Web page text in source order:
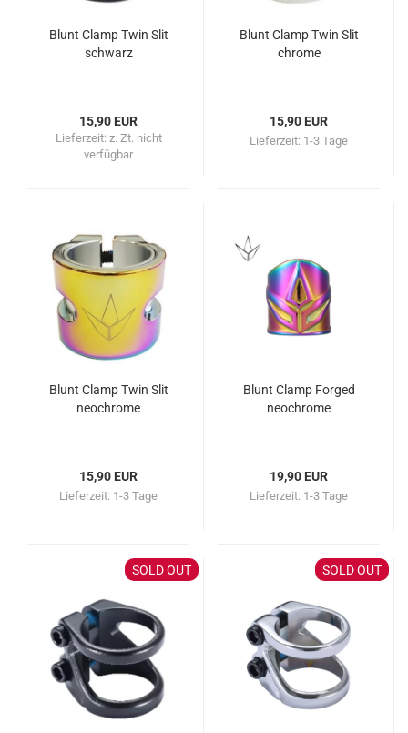
Blunt Clamp Twin Slit
schwarz
15,90 EUR
Lieferzeit: z. Zt. nicht
verfügbar
Blunt Clamp Twin Slit
chrome
15,90 EUR
Lieferzeit: 1-3 Tage
Blunt Clamp Twin Slit
neochrome
15,90 EUR
Lieferzeit: 1-3 Tage
Blunt Clamp Forged
neochrome
19,90 EUR
Lieferzeit: 1-3 Tage
SOLD OUT SOLD OUT